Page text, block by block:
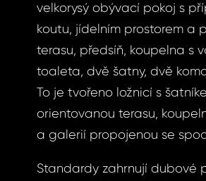
velkorysý obývací pokoj s
koutu, jídelním prostorem a
terasu, předsíň, koupelna s
toaleta, dvě šatny, dvě
To je tvořeno ložnicí s
orientovanou terasu,
a galerií propojenou se
Standardy zahrnují dubové